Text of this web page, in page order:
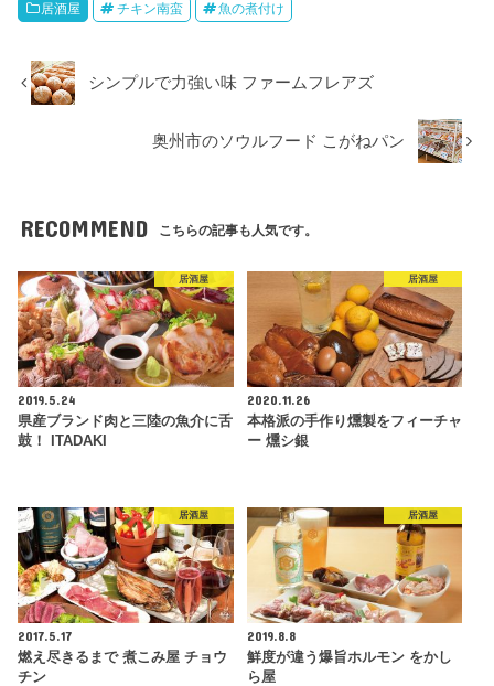
居酒屋 チキン南蛮 魚の煮付け
シンプルで力強い味 ファームフレアズ
奥州市のソウルフード こがねパン
RECOMMEND こちらの記事も人気です。
居酒屋
2019.5.24
県産ブランド肉と三陸の魚介に舌
鼓！ ITADAKI
居酒屋
2020.11.26
本格派の手作り燻製をフィーチャ
ー 燻シ銀
居酒屋
2017.5.17
燃え尽きるまで 煮こみ屋 チョウ
チン
居酒屋
2019.8.8
鮮度が違う爆旨ホルモン をかし
ら屋